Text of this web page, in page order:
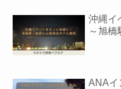
沖縄イ
～旭橋
ANAイ